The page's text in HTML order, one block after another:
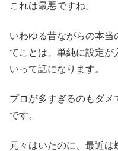
これは最悪ですね。
いわゆる昔ながらの本当
てことは、単純に設定が
いって話になります。
プロが多すぎるのもダ
です。
元々はいたのに、最近は